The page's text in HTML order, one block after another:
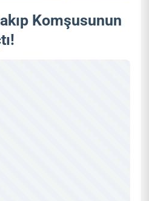
Komşusunun